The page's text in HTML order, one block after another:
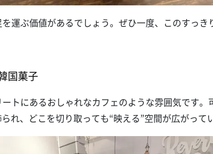
運ぶ価値があるでしょう。ぜひ一度、このすっき
国菓子
トにあるおしゃれなカフェのような雰囲気です。
れ、どこを切り取っても“映える”空間が広がって